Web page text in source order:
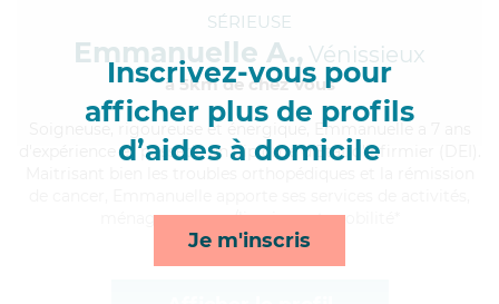
Inscrivez-vous pour
afficher plus de profils
d’aides à domicile
Je m'inscris
SÉRIEUSE
Emmanuelle A., Vénissieux
à 5km de chez Vous
, rigoureuse et énergique, Emmanuelle a 7 ans
d'expérience et possède un diplôme d'Etat d'infirmier (DEI).
ménage, courses/livraison et mobilité*